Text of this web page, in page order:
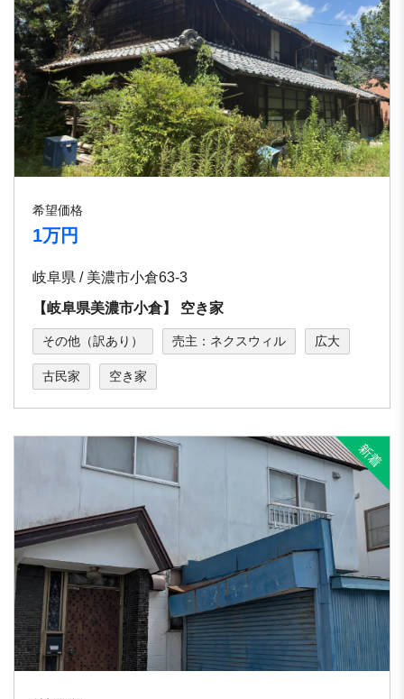
希望価格
1万円
岐阜県 / 美濃市小倉63-3
【岐⾩県美濃市⼩倉】 空き家
その他（訳あり） 売主：ネクスウィル 広大
古民家 空き家